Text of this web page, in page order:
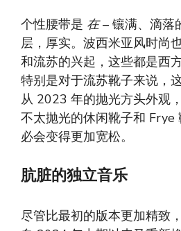
个性腰带是 在– 镶满、滴落
层，厚实。波西米亚风时尚
和流苏的兴起，这些都是西
特别是对于流苏靴子来说，
从 2023 年的抛光方头外观
不太抛光的休闲靴子和 Frye
必会变得更加宽松。
肮脏的独立音乐
尽管比最初的版本更加精致